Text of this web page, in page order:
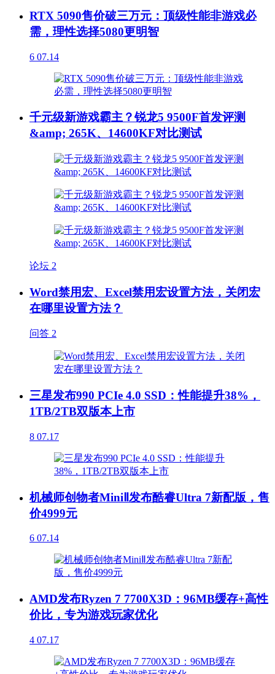
RTX 5090售价破三万元：顶级性能非游戏必
需，理性选择5080更明智
6 07.14
千元级新游戏霸主？锐龙5 9500F首发评测
&amp; 265K、14600KF对比测试
论坛 2
Word禁用宏、Excel禁用宏设置方法，关闭宏
在哪里设置方法？
问答 2
三星发布990 PCIe 4.0 SSD：性能提升38%，
1TB/2TB双版本上市
8 07.17
机械师创物者MiniⅡ发布酷睿Ultra 7新配版，售
价4999元
6 07.14
AMD发布Ryzen 7 7700X3D：96MB缓存+高性
价比，专为游戏玩家优化
4 07.17